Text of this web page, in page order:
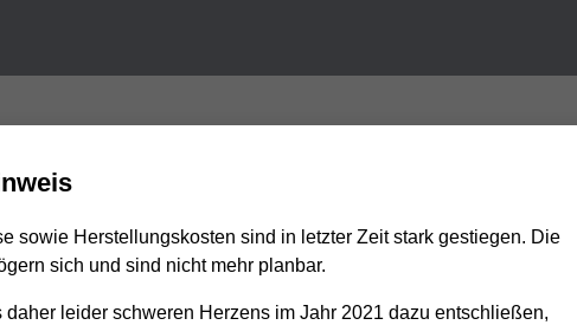
sowie Herstellungskosten sind in letzter Zeit stark gestiegen. Die
sich und sind nicht mehr planbar.
daher leider schweren Herzens im Jahr 2021 dazu entschließen,